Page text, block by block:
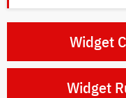
Widget
Widget